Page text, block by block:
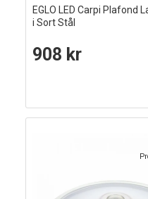
EGLO LED Carpi Plafond
i Sort Stål
908 kr